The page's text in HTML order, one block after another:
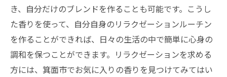
き、自分だけのブレンドを作ることも可能です。こうし
た香りを使って、自分自身のリラクゼーションルーチン
を作ることができれば、日々の生活の中で簡単に心身の
調和を保つことができます。リラクゼーションを求める
方には、箕面市でお気に入りの香りを見つけてみてはい